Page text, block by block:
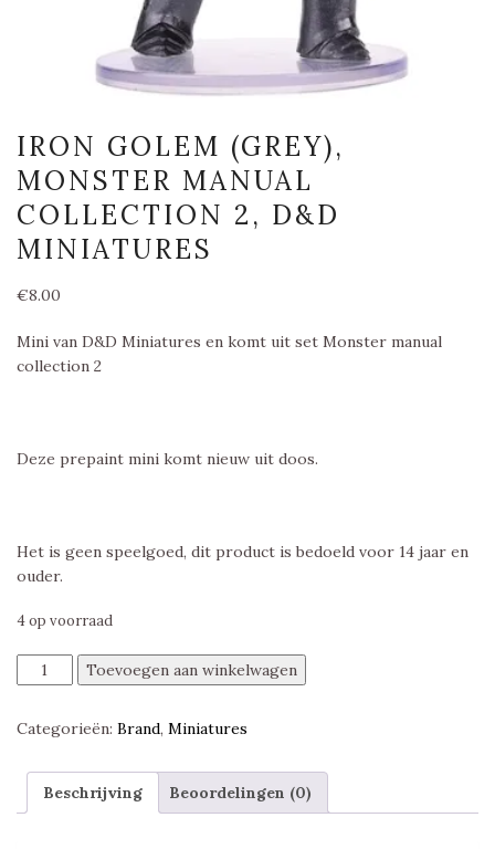
IRON GOLEM (GREY),
MONSTER MANUAL
COLLECTION 2, D&D
MINIATURES
€8.00
Mini van D&D Miniatures en komt uit set Monster manual
collection 2
Deze prepaint mini komt nieuw uit doos.
Het is geen speelgoed, dit product is bedoeld voor 14 jaar en
ouder.
4 op voorraad
Iron
Golem
Monster
Collection
2,
Toevoegen aan winkelwagen
Categorieën: Brand, Miniatures
Beschrijving Beoordelingen (0)